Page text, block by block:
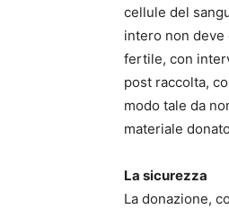
cellule del
intero non deve
fertile, con
post raccolta,
modo tale da
materiale
La sicurezza
La donazione,